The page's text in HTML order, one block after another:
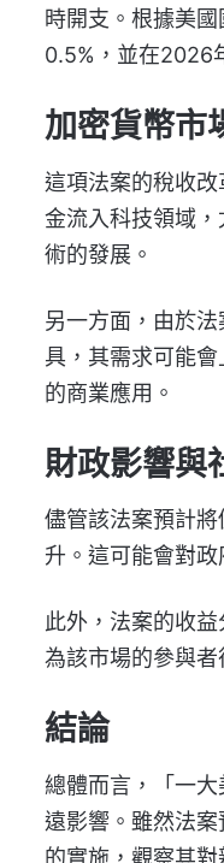
時開支。根據美
0.5%，並在2026
加密貨幣市
這項法案的稅收
金流入科技領域
術的發展。
另一方面，由於
具，其需求可能
的商業應用。
財政影響與
儘管該法案預計
升。這可能會對
此外，法案的收
為該市場的參與
結論
總體而言，「一
遠影響。雖然法
的實施，觀察其